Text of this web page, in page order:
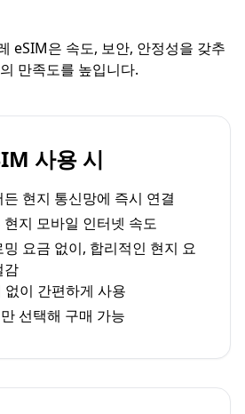
eSIM은 속도, 보안, 안정성을 갖추
만족도를 높입니다.
사용 시
현지 통신망에 즉시 연결
지 모바일 인터넷 속도
요금 없이, 합리적인 현지 요
감
이 간편하게 사용
선택해 구매 가능